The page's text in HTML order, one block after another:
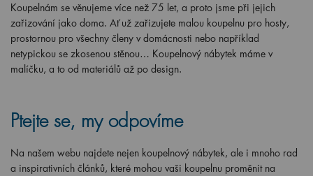
Koupelnám se věnujeme více než 75 let, a proto jsme při jejich
zařizování jako doma. Ať už zařizujete malou koupelnu pro hosty,
prostornou pro všechny členy v domácnosti nebo například
netypickou se zkosenou stěnou… Koupelnový nábytek máme v
malíčku, a to od materiálů až po design.
Ptejte se, my odpovíme
Na našem webu najdete nejen koupelnový nábytek, ale i mnoho rad
a inspirativních článků, které mohou vaši koupelnu proměnit na